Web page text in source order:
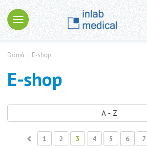
Domů E-shop
E-shop
A - Z
1 2 3 4 5 6 7